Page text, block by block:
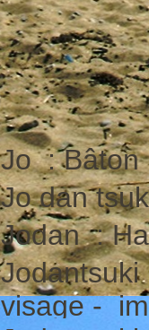
Jo : Bâton
Jo dan
Jodan :
visage -